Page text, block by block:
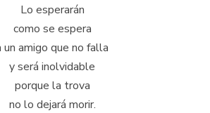
Lo esperarán
como se espera
un amigo que no falla
y será inolvidable
porque la trova
no lo dejará morir.